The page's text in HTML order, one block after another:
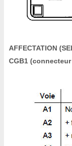
AFFECTATION
CGB1